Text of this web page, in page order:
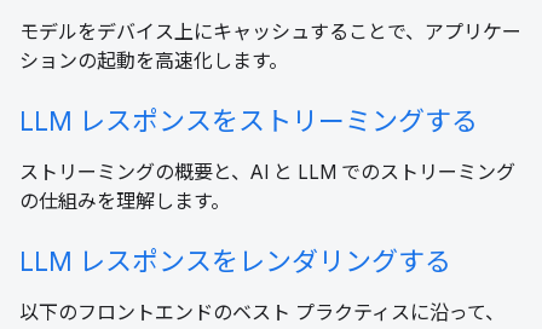
モデルをデバイス上にキャッシュすることで、アプリケー
ションの起動を高速化します。
LLM レスポンスをストリーミングする
ストリーミングの概要と、AI と LLM でのストリーミング
の仕組みを理解します。
LLM レスポンスをレンダリングする
以下のフロントエンドのベスト プラクティスに沿って、